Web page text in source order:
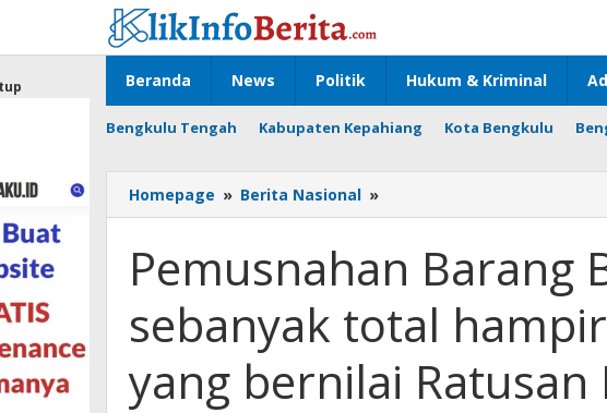
konten
Beranda News Politik Hukum & Kriminal
Bengkulu Tengah Kabupaten Kepahiang Kota Bengkulu
Homepage » Berita Nasional »
Barang
Narkoba
sebanyak
total
hampir
Kilogram
yang
Pemusnahan Barang
sebanyak total
yang bernilai